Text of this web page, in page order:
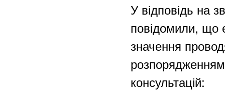
У відповідь на
повідомили, що
значення
консультацій: